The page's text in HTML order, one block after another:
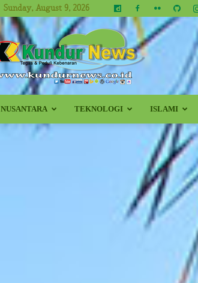
Sunday, August 9, 2026
Kundur
NUSANTARA TEKNOLOGI ISLAMI